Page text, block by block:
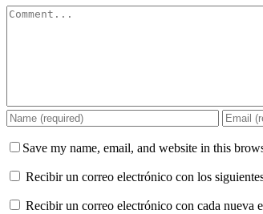
Comment
Save my name, email, and website in this
Recibir un correo electrónico con los
Recibir un correo electrónico con cada nueva